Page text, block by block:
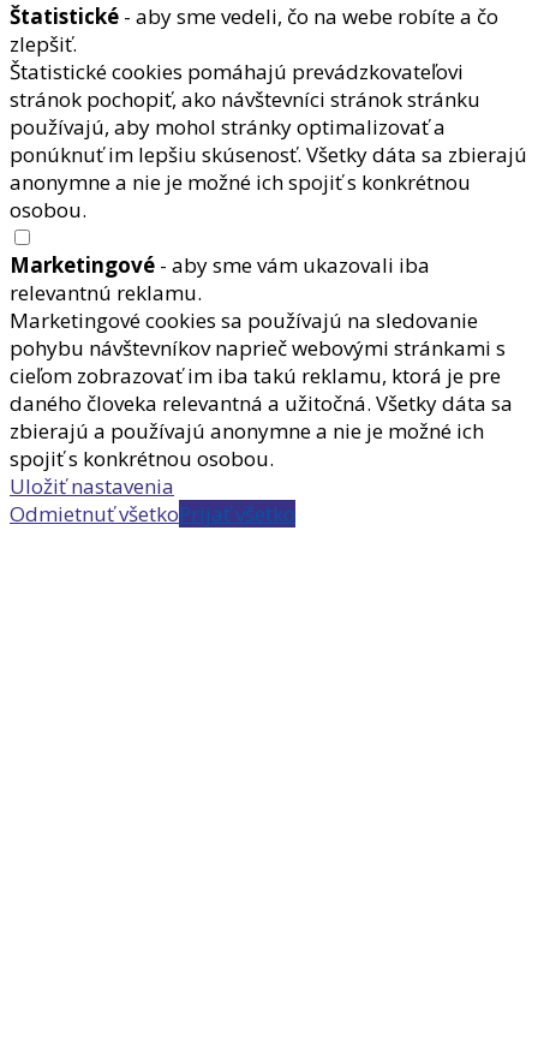
Štatistické - aby sme vedeli, čo na webe robíte a čo
zlepšiť.
Štatistické cookies pomáhajú prevádzkovateľovi
stránok pochopiť, ako návštevníci stránok stránku
používajú, aby mohol stránky optimalizovať a
ponúknuť im lepšiu skúsenosť. Všetky dáta sa zbierajú
anonymne a nie je možné ich spojiť s konkrétnou
osobou.
Marketingové - aby sme vám ukazovali iba
relevantnú reklamu.
Marketingové cookies sa používajú na sledovanie
pohybu návštevníkov naprieč webovými stránkami s
cieľom zobrazovať im iba takú reklamu, ktorá je pre
daného človeka relevantná a užitočná. Všetky dáta sa
zbierajú a používajú anonymne a nie je možné ich
spojiť s konkrétnou osobou.
Uložiť nastavenia
Odmietnuť všetkoPrijať všetko